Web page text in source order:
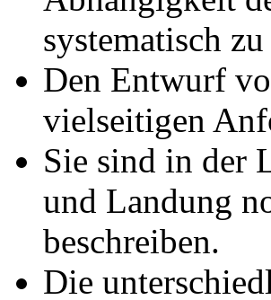
systematisch
Den Entwurf
vielseitigen
Sie sind in der
und Landung
beschreiben.
Die